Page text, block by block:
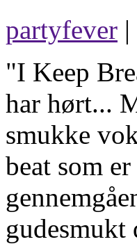
partyfever
"I Keep
har hørt...
smukke
beat som
gudesmukt